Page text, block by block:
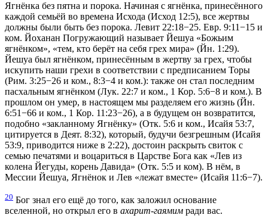
Ягнёнка без пятна и порока. Начиная с ягнёнка, принесённого
каждой семьёй во времена Исхода (Исход 12:5), все жертвы
должны были быть без порока. Левит 22:18−25. Евр. 9:11−15 и
ком. Йоханан Погружающий называет Йешуа «Божьим
ягнёнком», «тем, кто берёт на себя грех мира» (Йн. 1:29).
Йешуа был ягнёнком, принесённым в жертву за грех, чтобы
искупить наши грехи в соответствии с предписанием Торы
(Рим. 3:25−26 и ком., 8:3−4 и ком.): также он стал последним
пасхальным ягнёнком (Лук. 22:7 и ком., 1 Кор. 5:6−8 и ком.). В
прошлом он умер, в настоящем мы разделяем его жизнь (Йн.
6:51−66 и ком., 1 Кор. 11:23−26), а в будущем он возвратится,
подобно «закланному Ягнёнку» (Отк. 5:6 и ком., Исайя 53:7,
цитируется в Деят. 8:32), который, будучи безгрешным (Исайя
53:9, приводится ниже в 2:22), достоин раскрыть свиток с
семью печатями и воцариться в Царстве Бога как «Лев из
колена Йегуды, корень Давида» (Отк. 5:5 и ком). В нём, в
Мессии Йешуа, Ягнёнок и Лев «лежат вместе» (Исайя 11:6−7).
20 Бог знал его ещё до того, как заложил основание
вселенной, но открыл его в ахарит-гаямим ради вас.